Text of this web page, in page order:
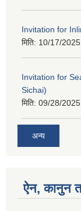
Invitation for
मिति: 10/17/
Invitation for
Sichai)
मिति: 09/28/
अन्य
ऐन, कानुन